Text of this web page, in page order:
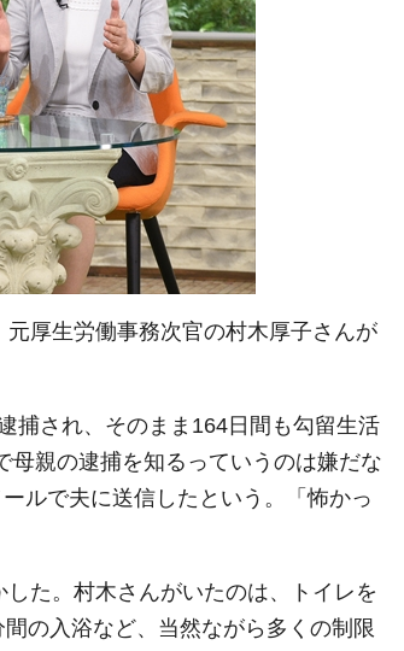
厚生労働事務次官の村木厚子さんが
捕され、そのまま164日間も勾留生活
母親の逮捕を知るっていうのは嫌だな
ルで夫に送信したという。「怖かっ
た。村木さんがいたのは、トイレを
の入浴など、当然ながら多くの制限